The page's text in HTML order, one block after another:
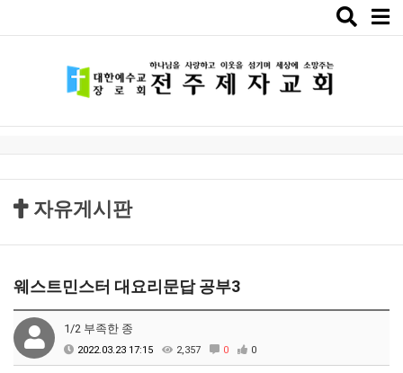
Toggle
자유게시판
웨스트민스터 대요리문답 공부3
1/2 부족한 종
2022.03.23 17:15 2,357 0 0